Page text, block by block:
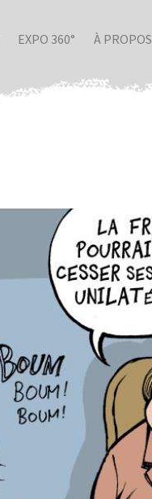
EXPO 360° À PROPOS